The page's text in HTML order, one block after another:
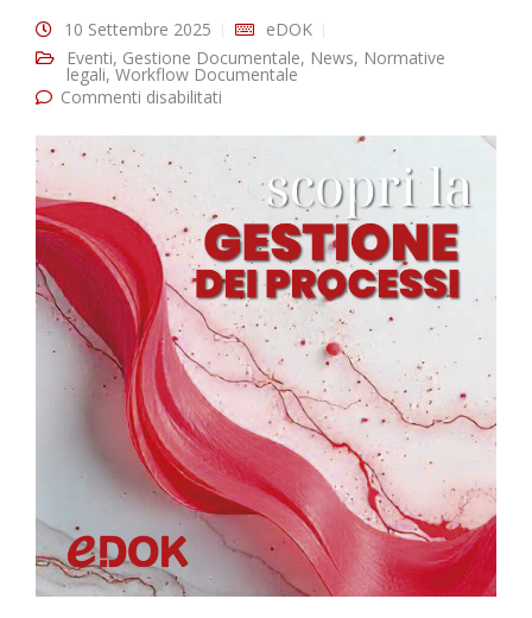
10 Settembre 2025
eDOK
Eventi, Gestione Documentale, News, Normative
legali,Workflow Documentale
Commenti disabilitati